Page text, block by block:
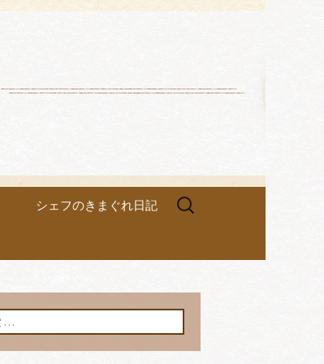
シェフのきまぐれ日記
検